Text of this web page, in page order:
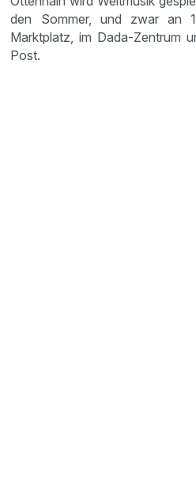
den Sommer, und zwar an
Marktplatz, im Dada-Zentrum
Post.